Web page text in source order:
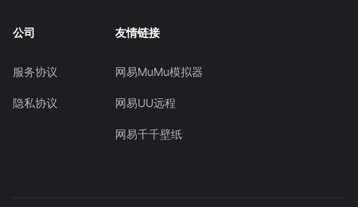
公司
服务协议
隐私协议
友情链接
网易MuMu模拟器
网易UU远程
网易千千壁纸